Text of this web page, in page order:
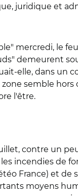
juridique et
mercredi, le
demeurent
elle, dans un
semble
l'être.
contre un
incendies de
France) et de
moyens